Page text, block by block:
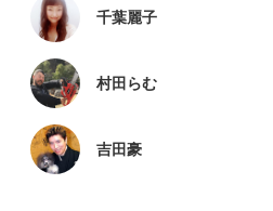
千葉麗子
村田らむ
吉田豪